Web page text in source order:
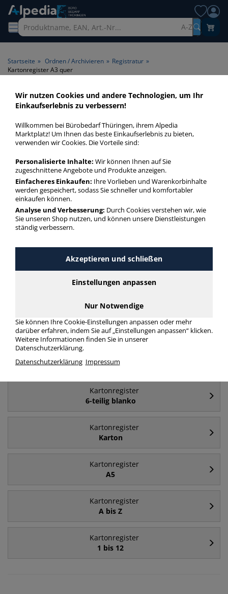
A-Z
Startseite » Ordnen / Archivieren » Registratur »
Kartonregister A3 quer
Kartonregister A3 quer >
Format A3 quer
Kartonregister A3 quer in bester Qualität zum günstigen
Filter-Funktion.
Kartonregister A3 quer
mehr Infos zur Kategorie
Kartonregister
Kartonregister
A4
1 bis 10
Kartonregister
6-teilig blanko
Kartonregister
Karton
Kartonregister
A5
Kartonregister
A bis Z
Kartonregister
1 bis 12
Wir nutzen Cookies und andere Technologien, um Ihr
Einkaufserlebnis zu verbessern!
Willkommen bei Bürobedarf Thüringen, ihrem Alpedia
Marktplatz! Um Ihnen das beste Einkaufserlebnis zu bieten,
verwenden wir Cookies. Die Vorteile sind:
Personalisierte Inhalte: Wir können Ihnen auf Sie
zugeschnittene Angebote und Produkte anzeigen.
Einfacheres Einkaufen: Ihre Vorlieben und Warenkorbinhalte
werden gespeichert, sodass Sie schneller und komfortabler
einkaufen können.
Analyse und Verbesserung: Durch Cookies verstehen wir, wie
Sie unseren Shop nutzen, und können unsere Dienstleistungen
ständig verbessern.
Akzeptieren und schließen
Einstellungen anpassen
Nur Notwendige
Sie können Ihre Cookie-Einstellungen anpassen oder mehr
darüber erfahren, indem Sie auf „Einstellungen anpassen“ klicken.
Weitere Informationen finden Sie in unserer
Datenschutzerklärung.
Datenschutzerklärung Impressum